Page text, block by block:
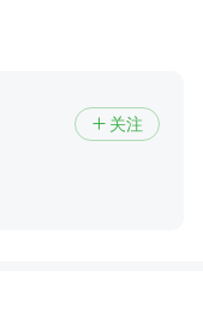
 关注